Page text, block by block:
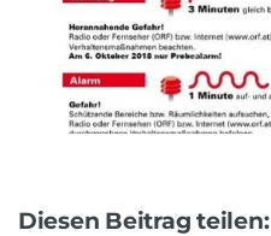
Diesen Beitrag teilen: